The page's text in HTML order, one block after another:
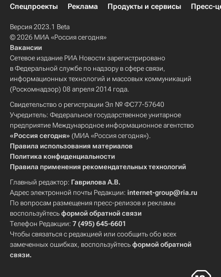
Спецпроекты
Реклама Продукты и сервисы Пресс-
Версия 2023.1 Beta
© 2026 МИА «Россия сегодня»
Вакансии
Сетевое издание РИА Новости зарегистрировано
в Федеральной службе по надзору в сфере связи,
информационных технологий и массовых коммуникаций
(Роскомнадзор) 08 апреля 2014 года.
Свидетельство о регистрации Эл № ФС77-57640
Учредитель: Федеральное государственное унитарное
предприятие Международное информационное агентство
«Россия сегодня» (МИА «Россия сегодня»).
Правила использования материалов
Политика конфиденциальности
Правила применения рекомендательных технологий
Главный редактор: Гаврилова А.В.
Адрес электронной почты Редакции: internet-group@ria.ru
По вопросам размещения пресс-релизов и рекламы
воспользуйтесьформой обратной связи
Телефон Редакции: 7 (495) 645-6601
Чтобы связаться с редакцией или сообщить обо всех
замеченных ошибках, воспользуйтесьформой обратной
связи.